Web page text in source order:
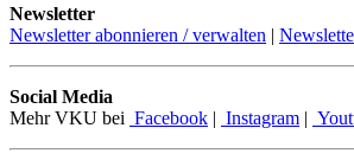
Newsletter
Newsletter abonnieren / verwalten |
Social Media
Mehr VKU bei Facebook | Instagram |